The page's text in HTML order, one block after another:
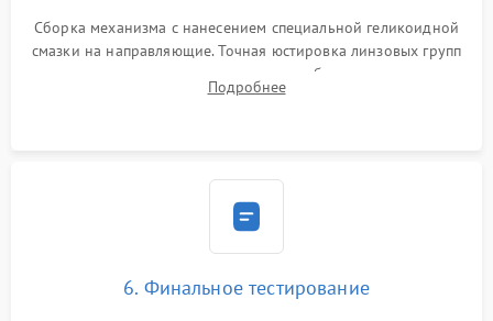
Сборка механизма с нанесением специальной геликоидной
смазки на направляющие. Точная юстировка линзовых групп
программным или механическим способом для устранения
бэк
Подробнее
6. Финальное тестирование